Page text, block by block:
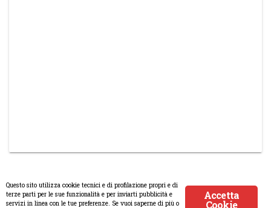
Accetta
Cookie
Questo sito utilizza cookie tecnici e di profilazione propri e di
terze parti per le sue funzionalità e per inviarti pubblicità e
servizi in linea con le tue preferenze. Se vuoi saperne di più o